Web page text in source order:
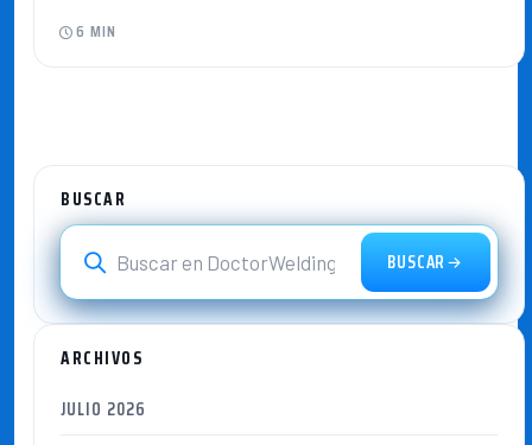
6 MIN
BUSCAR
BUSCAR
ARCHIVOS
JULIO 2026